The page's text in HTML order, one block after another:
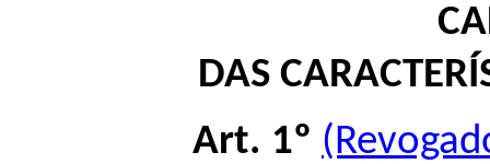
DAS
Art. 1º